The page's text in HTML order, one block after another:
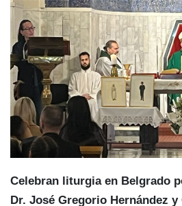
Celebran liturgia en Belgrado
Dr. José Gregorio Hernández